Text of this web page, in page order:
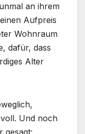
an ihrem
Aufpreis
Wohnraum
dafür, dass
Alter
Und noch
gesagt: